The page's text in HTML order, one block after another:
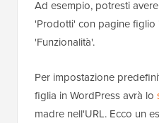
Ad esempio, potresti
'Prodotti' con pagine figlio
'Funzionalità'.
Per impostazione
figlia in WordPress avrà lo
madre nell'URL. Ecco un